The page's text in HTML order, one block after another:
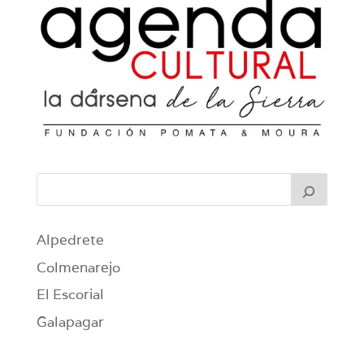
Alpedrete
Colmenarejo
El Escorial
Galapagar